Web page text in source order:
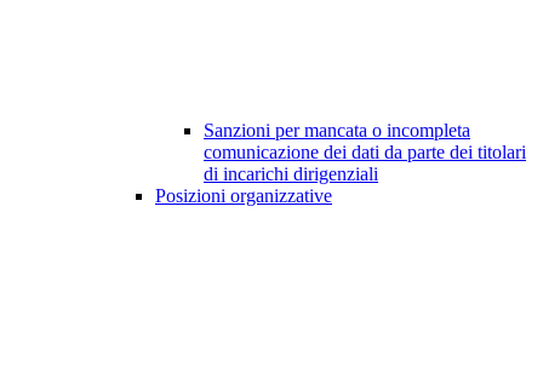
Sanzioni per mancata o incompleta
comunicazione dei dati da parte dei titolari
di incarichi dirigenziali
Posizioni organizzative